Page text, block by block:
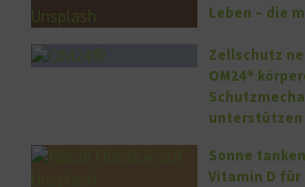
Leben – die
Zellschutz
OM24®
Sonne
Vitamin D für